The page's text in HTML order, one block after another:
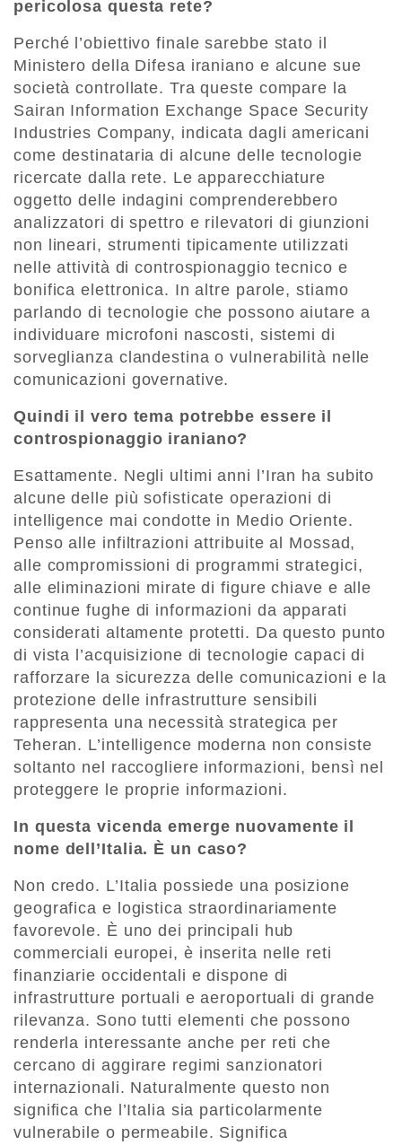
pericolosa questa rete?
Perché l’obiettivo finale sarebbe stato il
Ministero della Difesa iraniano e alcune sue
società controllate. Tra queste compare la
Sairan Information Exchange Space Security
Industries Company, indicata dagli americani
come destinataria di alcune delle tecnologie
ricercate dalla rete. Le apparecchiature
oggetto delle indagini comprenderebbero
analizzatori di spettro e rilevatori di giunzioni
non lineari, strumenti tipicamente utilizzati
nelle attività di controspionaggio tecnico e
bonifica elettronica. In altre parole, stiamo
parlando di tecnologie che possono aiutare a
individuare microfoni nascosti, sistemi di
sorveglianza clandestina o vulnerabilità nelle
comunicazioni governative.
Quindi il vero tema potrebbe essere il
controspionaggio iraniano?
Esattamente. Negli ultimi anni l’Iran ha subito
alcune delle più sofisticate operazioni di
intelligence mai condotte in Medio Oriente.
Penso alle infiltrazioni attribuite al Mossad,
alle compromissioni di programmi strategici,
alle eliminazioni mirate di figure chiave e alle
continue fughe di informazioni da apparati
considerati altamente protetti. Da questo punto
di vista l’acquisizione di tecnologie capaci di
rafforzare la sicurezza delle comunicazioni e la
protezione delle infrastrutture sensibili
rappresenta una necessità strategica per
Teheran. L’intelligence moderna non consiste
soltanto nel raccogliere informazioni, bensì nel
proteggere le proprie informazioni.
In questa vicenda emerge nuovamente il
nome dell’Italia. È un caso?
Non credo. L’Italia possiede una posizione
geografica e logistica straordinariamente
favorevole. È uno dei principali hub
commerciali europei, è inserita nelle reti
finanziarie occidentali e dispone di
infrastrutture portuali e aeroportuali di grande
rilevanza. Sono tutti elementi che possono
renderla interessante anche per reti che
cercano di aggirare regimi sanzionatori
internazionali. Naturalmente questo non
significa che l’Italia sia particolarmente
vulnerabile o permeabile. Significa